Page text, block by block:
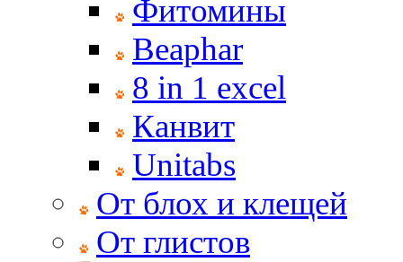
Фитомины
Beaphar
8 in 1 excel
Канвит
Unitabs
От блох и клещей
От глистов